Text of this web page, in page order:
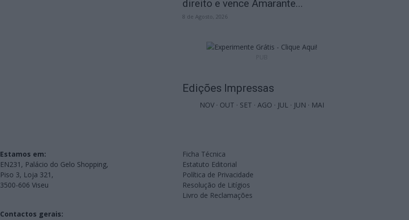
direito e vence Amarante...
8 de Agosto, 2026
Edições Impressas
NOV · OUT · SET · AGO · JUL · JUN · MAI
Estamos em:
EN231, Palácio do Gelo Shopping,
Piso 3, Loja 321,
3500-606 Viseu
Contactos gerais:
Ficha Técnica
Estatuto Editorial
Política de Privacidade
Resolução de Litígios
Livro de Reclamações